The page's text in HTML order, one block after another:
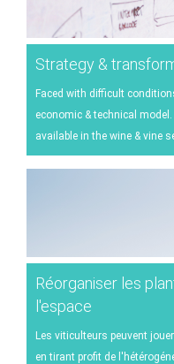
Strategy &
Faced with difficult
economic & technical
available in the wine & vine
Réorganiser les
l'espace
Les viticulteurs peuvent
en tirant profit de